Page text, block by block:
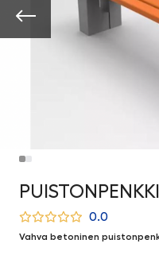
0.0
Vahva betoninen